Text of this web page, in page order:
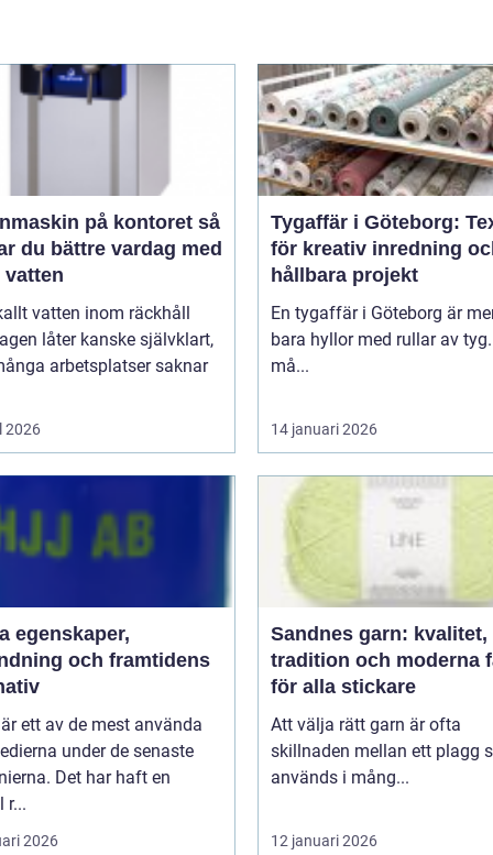
på kontoret så
du bättre vardag med
vatten inom räckhåll
låter kanske självklart,
arbetsplatser saknar
2026
Tygaffär i Göteborg:
för kreativ inredning
hållbara projekt
En tygaffär i Göteborg är
bara hyllor med rullar av
må...
14 januari 2026
och framtidens
ett av de mest använda
under de senaste
Det har haft en
r...
2026
Sandnes garn: kvalitet,
tradition och moderna
för alla stickare
Att välja rätt garn är ofta
skillnaden mellan ett plagg
används i mång...
12 januari 2026